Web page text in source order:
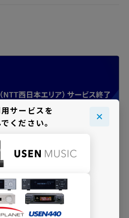
サービスを
ください。